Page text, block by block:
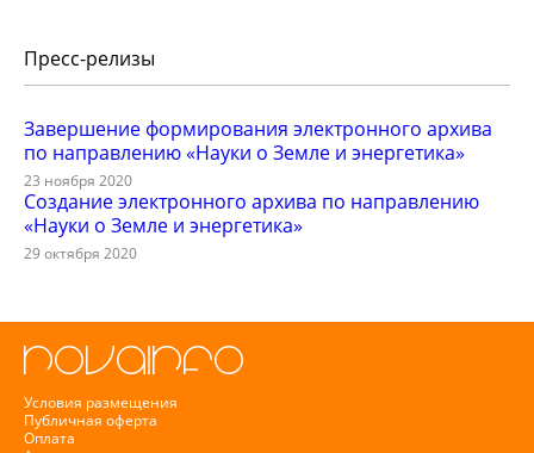
Пресс-релизы
Завершение формирования электронного архива
по направлению «Науки о Земле и энергетика»
23 ноября 2020
Создание электронного архива по направлению
«Науки о Земле и энергетика»
29 октября 2020
Условия размещения
Публичная оферта
Оплата